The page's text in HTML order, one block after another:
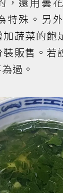
特殊。另
蔬菜的飽
販售。若
過。